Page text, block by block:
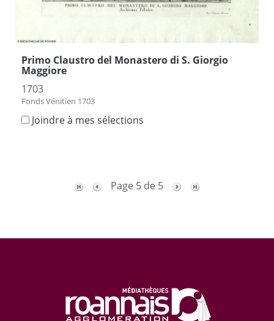
Primo Claustro del Monastero di S. Giorgio
Maggiore
1703
Fonds Vénitien 1703
Joindre à mes sélections
Page 5 de 5